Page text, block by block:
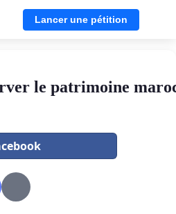
Lancer une pétition
le patrimoine